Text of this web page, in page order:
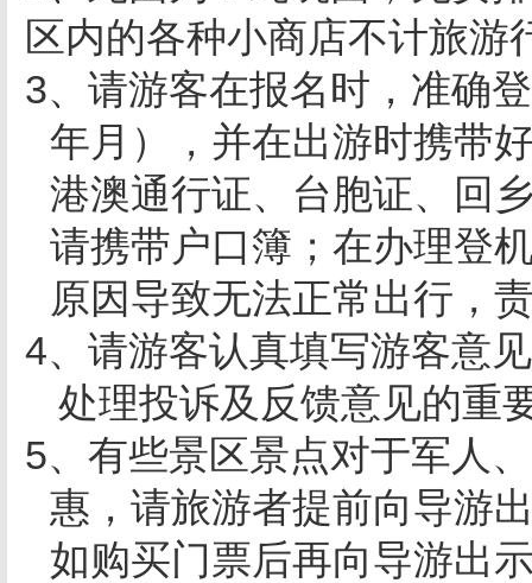
区内的各种小商店不计旅游
3、请游客在报名时，准确
年月），并在出游时携带
港澳通行证、台胞证、回
请携带户口簿；在办理登
原因导致无法正常出行，
4、请游客认真填写游客意
处理投诉及反馈意见的重
5、有些景区景点对于军人
惠，请旅游者提前向导游
如购买门票后再向导游出